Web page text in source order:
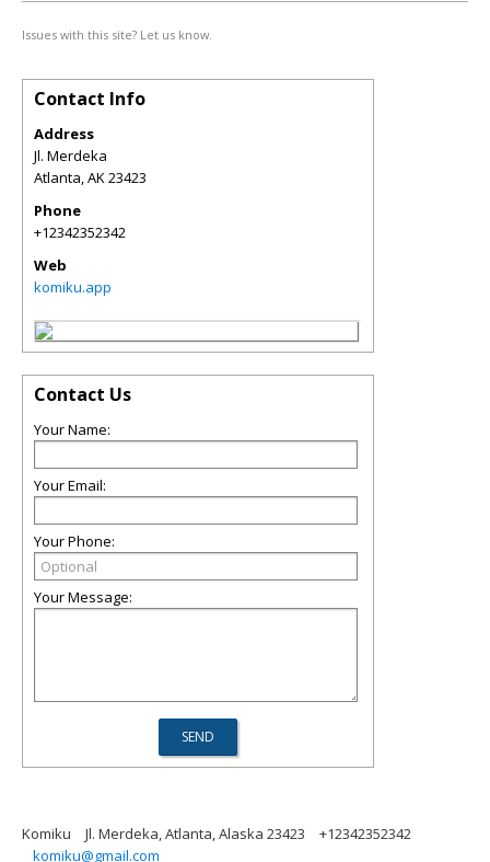
Issues with this site? Let us know.
Contact Info
Address
Jl. Merdeka
Atlanta,AK23423
Phone
+12342352342
Web
komiku.app
Contact Us
Your Name:
Your Email:
Your Phone:
Your Message:
Komiku Jl. Merdeka, Atlanta, Alaska 23423
+12342352342
komiku@gmail.com